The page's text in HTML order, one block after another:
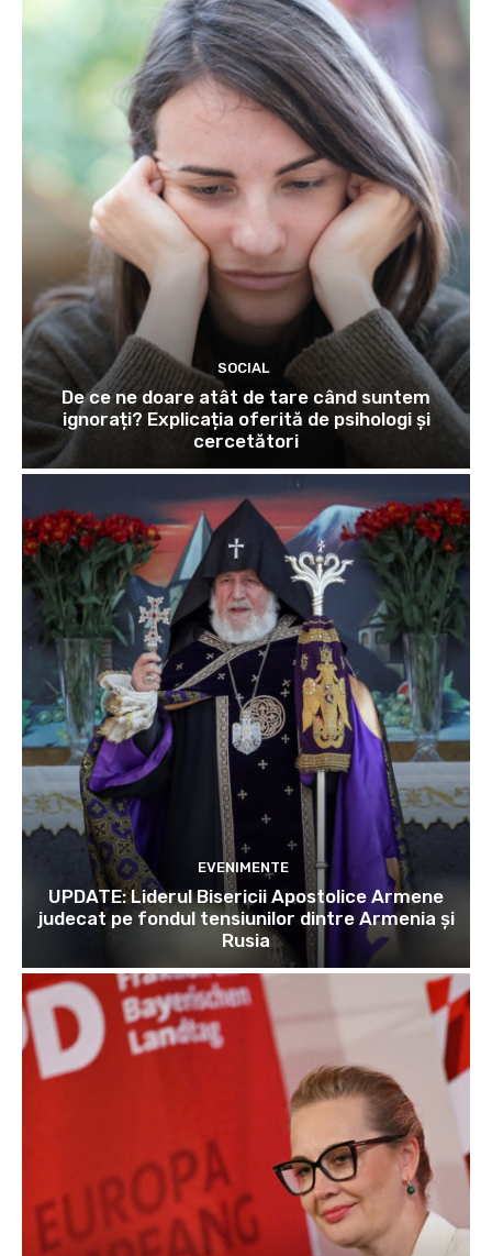
SOCIAL
De ce ne doare atât de tare când suntem
ignorați? Explicația oferită de psihologi și
cercetători
EVENIMENTE
UPDATE: Liderul Bisericii Apostolice Armene
judecat pe fondul tensiunilor dintre Armenia și
Rusia